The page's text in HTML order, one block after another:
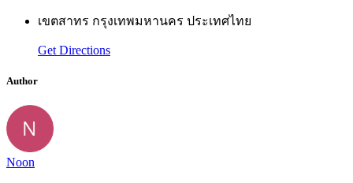
เขตสาทร กรุงเทพมหานคร ประเทศไทย
Get Directions
Author
Noon